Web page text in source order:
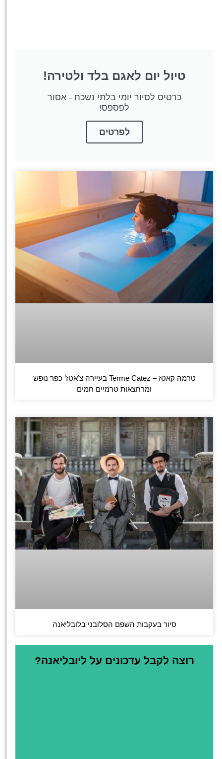
טיול יום לאגם בלד ולטירה!
כרטיס לסיור יומי בלתי נשכח - אסור
לפספס!
לפרטים
טרמה קאטז – Terme Catez בעיירה צ’אטז’ כפר נופש
ומרחצאות טרמיים חמים
סיור בעקבות השפם הסלובני בלובליאנה
רוצה לקבל עדכונים על ליובליאנה?